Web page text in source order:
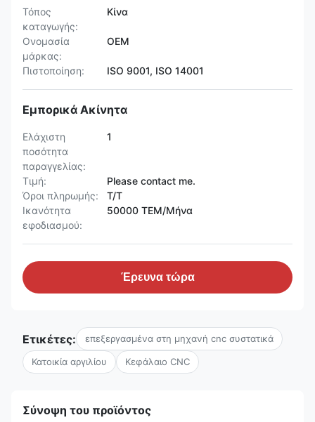
Τόπος
καταγωγής:
Κίνα
Ονομασία
μάρκας:
OEM
Πιστοποίηση: ISO 9001, ISO 14001
Εμπορικά Ακίνητα
Ελάχιστη
ποσότητα
παραγγελίας:
1
Τιμή:
Please contact me.
Όροι πληρωμής:
T/T
Ικανότητα
εφοδιασμού:
50000 ΤΕΜ/Μήνα
Έρευνα τώρα
Ετικέτες: επεξεργασμένα στη μηχανή cnc συστατικά
Κατοικία αργιλίου Κεφάλαιο CNC
Σύνοψη του προϊόντος